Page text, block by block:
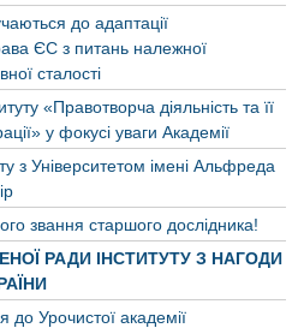
до адаптації
ЄС з питань належної
сталості
«Правотворча діяльність та її
у фокусі уваги Академії
з Університетом імені Альфреда
звання старшого дослідника!
РАДИ ІНСТИТУТУ З НАГОДИ
до Урочистої академії